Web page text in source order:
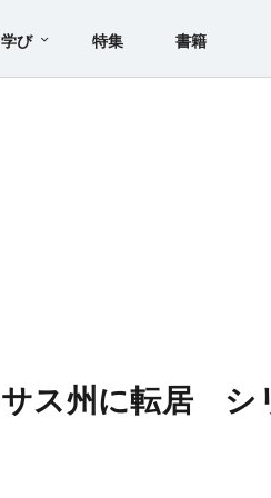
学び 特集 書籍
ス州に転居 シ